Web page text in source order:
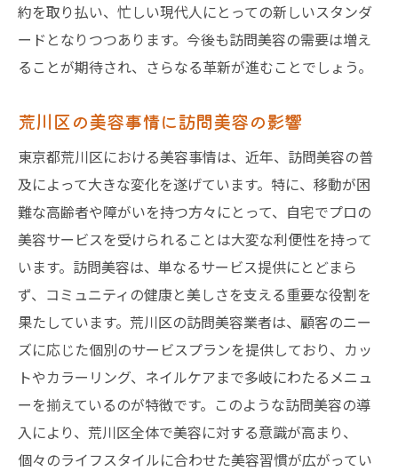
約を取り払い、忙しい現代人にとっての新しいスタンダ
ードとなりつつあります。今後も訪問美容の需要は増え
ることが期待され、さらなる革新が進むことでしょう。
荒川区の美容事情に訪問美容の影響
東京都荒川区における美容事情は、近年、訪問美容の普
及によって大きな変化を遂げています。特に、移動が困
難な高齢者や障がいを持つ方々にとって、自宅でプロの
美容サービスを受けられることは大変な利便性を持って
います。訪問美容は、単なるサービス提供にとどまら
ず、コミュニティの健康と美しさを支える重要な役割を
果たしています。荒川区の訪問美容業者は、顧客のニー
ズに応じた個別のサービスプランを提供しており、カッ
トやカラーリング、ネイルケアまで多岐にわたるメニュ
ーを揃えているのが特徴です。このような訪問美容の導
入により、荒川区全体で美容に対する意識が高まり、
個々のライフスタイルに合わせた美容習慣が広がってい